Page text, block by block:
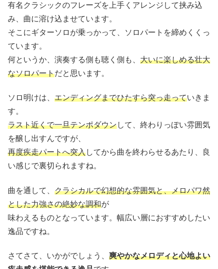
有名クラシックのフレーズを上手くアレンジして挟み込
み、曲に溶け込ませています。
そこにギターソロが乗っかって、ソロパートを締めくくっ
ています。
何というか、演奏する側も聴く側も、 大いに楽しめる壮大
なソロパートだと思います。
ソロ明けは、 エンディングまでひたすら突っ走っていきま
す。
ラスト近くで一旦テンポダウンして、終わりっぽい雰囲気
を醸し出すんですが、
再度疾走パートへ突入してから曲を終わらせるあたり、良
い感じで裏切られますね。
曲を通して、 クラシカルで幻想的な雰囲気と、メロパワ然
とした力強さの絶妙な調和が
味わえるものとなっています。幅広い層におすすめしたい
逸品ですね。
さてさて、いかがでしょう、 爽やかなメロディと心地よい